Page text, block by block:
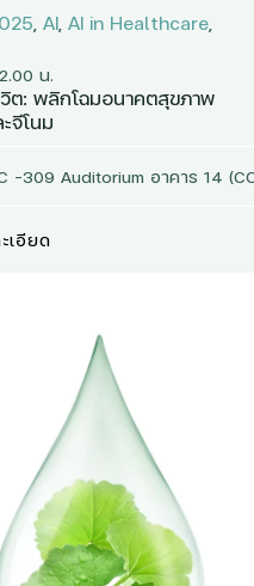
, AI, AI in Healthcare,
น.
ต: พลิกโฉมอนาคตสุขภาพ
จีโนม
–309 Auditorium อาคาร 14
เอียด